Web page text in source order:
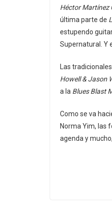
Héctor Martínez
última parte de
estupendo
Supernatural. Y
Las
Howell & Jason
a la Blues Blast
Como se va
Norma Yim, las
agenda y